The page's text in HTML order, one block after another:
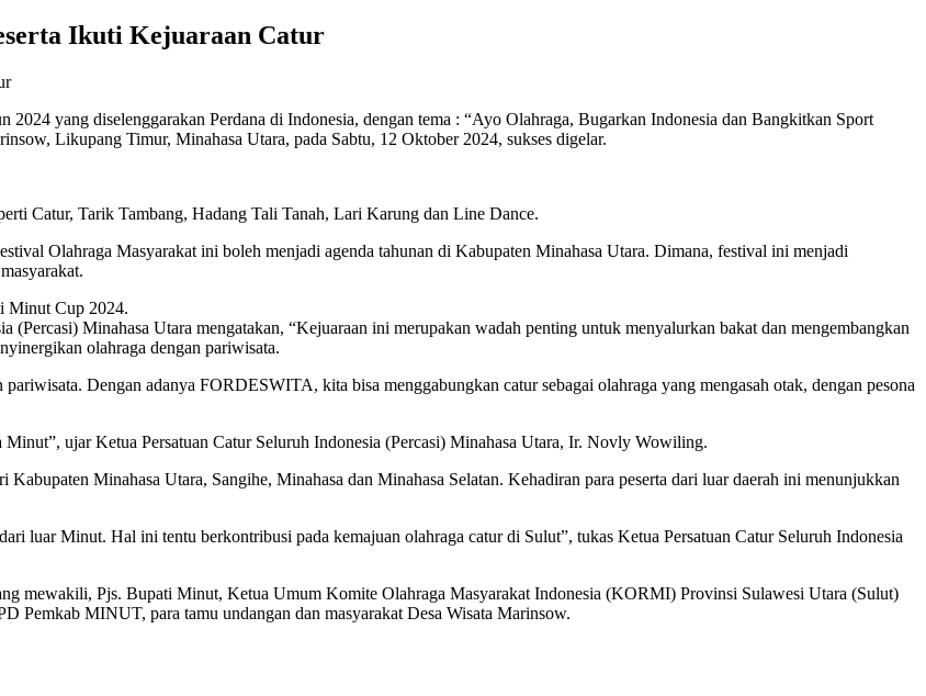
Ikuti Kejuaraan Catur
yang diselenggarakan Perdana di Indonesia, dengan tema : “Ayo Olahraga, Bugarkan Indonesia dan Bangkitkan Sport
Likupang Timur, Minahasa Utara, pada Sabtu, 12 Oktober 2024, sukses digelar.
Catur, Tarik Tambang, Hadang Tali Tanah, Lari Karung dan Line Dance.
Olahraga Masyarakat ini boleh menjadi agenda tahunan di Kabupaten Minahasa Utara. Dimana, festival ini menjadi
Minut Cup 2024.
Minahasa Utara mengatakan, “Kejuaraan ini merupakan wadah penting untuk menyalurkan bakat dan mengembangkan
olahraga dengan pariwisata.
Dengan adanya FORDESWITA, kita bisa menggabungkan catur sebagai olahraga yang mengasah otak, dengan pesona
ujar Ketua Persatuan Catur Seluruh Indonesia (Percasi) Minahasa Utara, Ir. Novly Wowiling.
Minahasa Utara, Sangihe, Minahasa dan Minahasa Selatan. Kehadiran para peserta dari luar daerah ini menunjukkan
luar Minut. Hal ini tentu berkontribusi pada kemajuan olahraga catur di Sulut”, tukas Ketua Persatuan Catur Seluruh Indonesia
mewakili, Pjs. Bupati Minut, Ketua Umum Komite Olahraga Masyarakat Indonesia (KORMI) Provinsi Sulawesi Utara (Sulut)
MINUT, para tamu undangan dan masyarakat Desa Wisata Marinsow.